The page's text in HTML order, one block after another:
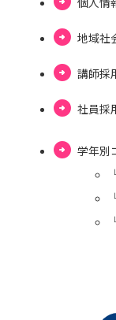
地域社
講師採
社員採
学年別